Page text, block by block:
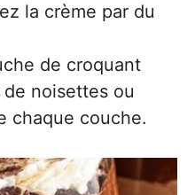
la crème par du
de croquant
noisettes ou
chaque couche.